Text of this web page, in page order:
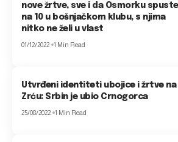
nove žrtve, sve i da Osmorku spuste
na 10 u bošnjačkom klubu, s njima
nitko ne želi u vlast
01/12/2022 1 Min Read
Utvrđeni identiteti ubojice i žrtve na
Zrću: Srbin je ubio Crnogorca
25/08/2022 1 Min Read